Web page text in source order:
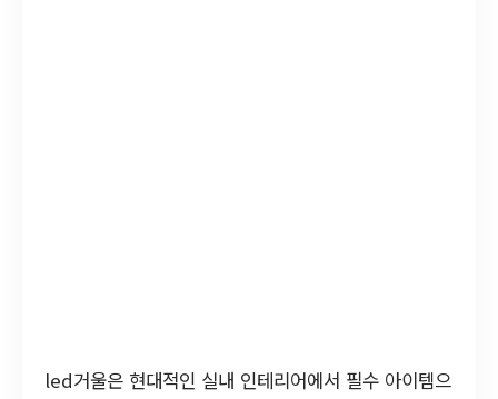
led거울은 현대적인 실내 인테리어에서 필수 아이템으